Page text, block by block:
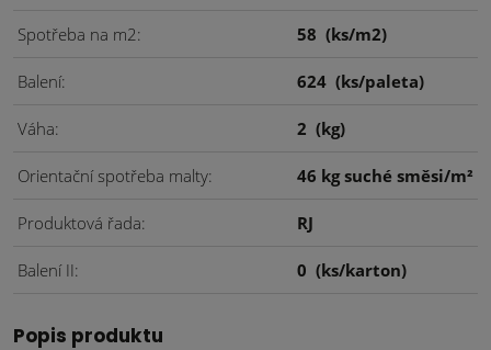
Spotřeba na m2 58 (ks/m2)
Balení 624 (ks/paleta)
Váha 2 (kg)
Orientační spotřeba malty 46 kg suché směsi/m²
Produktová řada RJ
Balení II 0 (ks/karton)
Popis produktu